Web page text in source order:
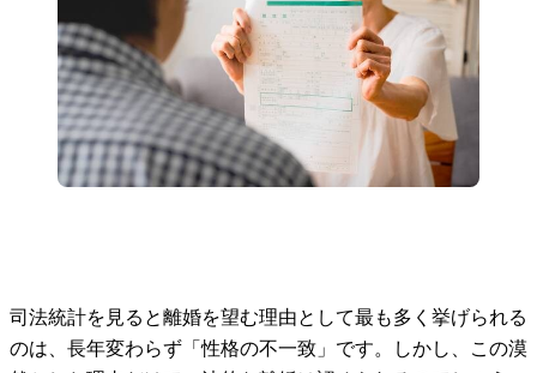
司法統計を見ると離婚を望む理由として最も多く挙げられる
のは、長年変わらず「性格の不一致」です。しかし、この漠